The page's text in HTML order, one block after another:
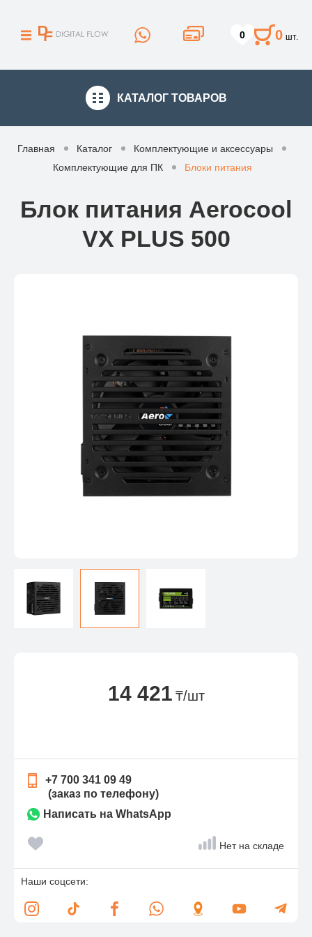
0 0 шт.
КАТАЛОГ ТОВАРОВ
Главная Каталог
Комплектующие и аксессуары
Комплектующие для ПК
Блоки питания
Блок питания Aerocool
VX PLUS 500
14 421 ₸/шт
+7 700 341 09 49
(заказ по телефону)
Написать на WhatsApp
Нет на складе
Наши соцсети: